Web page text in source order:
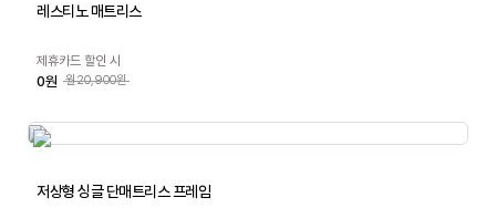
레스티노 매트리스
제휴카드 할인 시
0원 월20,900원
저상형 싱글 단매트리스 프레임